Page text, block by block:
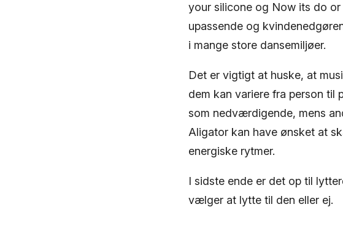
your silicone og Now its do
upassende og
i mange store dansemiljøer.
Det er vigtigt at huske, at
dem kan variere fra person til
som nedværdigende, mens
Aligator kan have ønsket at
energiske rytmer.
I sidste ende er det op til
vælger at lytte til den eller ej.